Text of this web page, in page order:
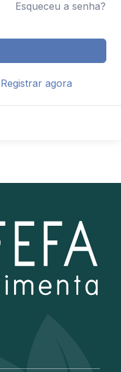
Esqueceu a senha?
Registrar agora